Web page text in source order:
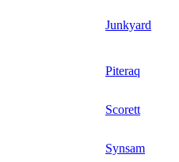
Junkyard
Piteraq
Scorett
Synsam